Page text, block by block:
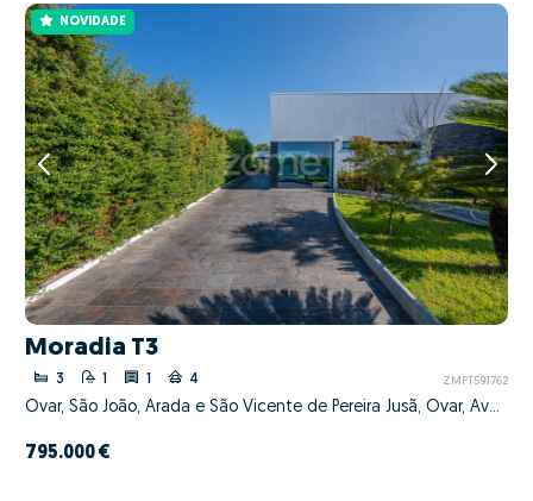
NOVIDADE
Moradia T3
3 4 ZMPT591762
Ovar, São João, Arada e São Vicente de Pereira Jusã, Ovar, Aveiro
795.000 €